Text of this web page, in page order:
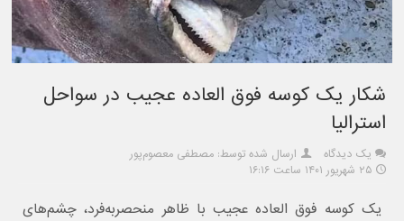
شکار یک کوسه فوق العاده عجیب در سواحل
استرالیا
یک دیدگاه
ارسال شده توسط: مصطفی معصوم‌پور
۲۵ شهریور ۱۴۰۱ ساعت ۱۶:۱۶
یک کوسه فوق العاده عجیب با ظاهر منحصربه‌فرد، چشم‌های